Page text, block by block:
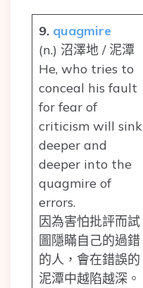
9. quagmire
(n.) 沼澤地 / 泥潭
He, who tries to
conceal his fault
for fear of
criticism will sink
deeper and
deeper into the
quagmire of
errors.
因為害怕批評而試
圖隱瞞自己的過錯
的人，會在錯誤的
泥潭中越陷越深。